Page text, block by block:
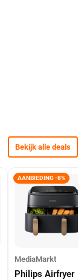
Bekijk alle deals
AANBIEDING -8%
MediaMarkt
Philips Airfryer